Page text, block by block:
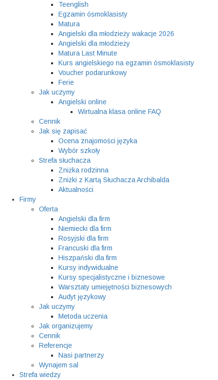
Teenglish
Egzamin ósmoklasisty
Matura
Angielski dla młodzieży wakacje 2026
Angielski dla młodzieży
Matura Last Minute
Kurs angielskiego na egzamin ósmoklasisty
Voucher podarunkowy
Ferie
Jak uczymy
Angielski online
Wirtualna klasa online FAQ
Cennik
Jak się zapisać
Ocena znajomości języka
Wybór szkoły
Strefa słuchacza
Zniżka rodzinna
Zniżki z Kartą Słuchacza Archibalda
Aktualności
Firmy
Oferta
Angielski dla firm
Niemiecki dla firm
Rosyjski dla firm
Francuski dla firm
Hiszpański dla firm
Kursy indywidualne
Kursy specjalistyczne i biznesowe
Warsztaty umiejętności biznesowych
Audyt językowy
Jak uczymy
Metoda uczenia
Jak organizujemy
Cennik
Referencje
Nasi partnerzy
Wynajem sal
Strefa wiedzy